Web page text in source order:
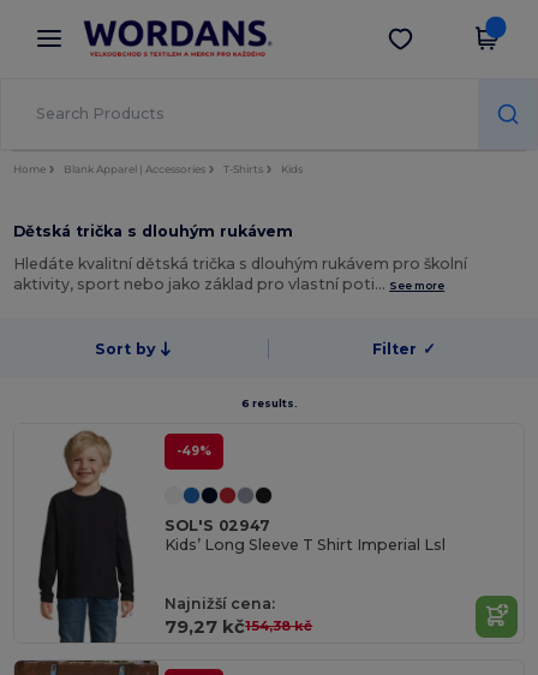
× Aplikace Wordans
Lepší ceny v aplikaci!
Stáhnout app
Home Blank Apparel | Accessories T-Shirts Kids
Dětská trička s dlouhým rukávem
Hledáte kvalitní dětská trička s dlouhým rukávem pro školní
aktivity, sport nebo jako základ pro vlastní poti… See more
Sort by Filter ✓
6 results.
-49%
SOL'S 02947
Kids’ Long Sleeve T Shirt Imperial Lsl
Najnižší cena:
79,27 kč154,38 kč